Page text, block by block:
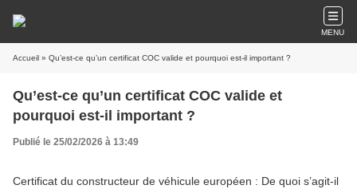
MENU
Accueil » Qu’est-ce qu’un certificat COC valide et pourquoi est-il important ?
Qu’est-ce qu’un certificat COC valide et
pourquoi est-il important ?
Publié le 25/02/2026 à 13:49
Certificat du constructeur de véhicule européen : De quoi s’agit-il